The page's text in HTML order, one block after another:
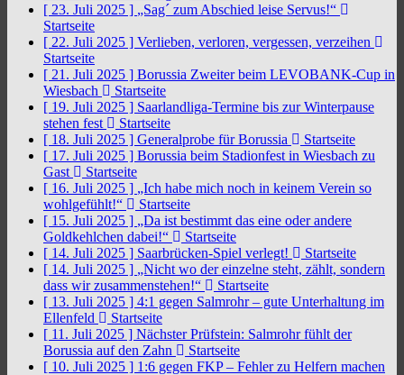
[ 23. Juli 2025 ] „Sag´ zum Abschied leise Servus!“
Startseite
[ 22. Juli 2025 ] Verlieben, verloren, vergessen, verzeihen
Startseite
[ 21. Juli 2025 ] Borussia Zweiter beim LEVOBANK-Cup in
Wiesbach
Startseite
[ 19. Juli 2025 ] Saarlandliga-Termine bis zur Winterpause
stehen fest
Startseite
[ 18. Juli 2025 ] Generalprobe für Borussia
Startseite
[ 17. Juli 2025 ] Borussia beim Stadionfest in Wiesbach zu
Gast
Startseite
[ 16. Juli 2025 ] „Ich habe mich noch in keinem Verein so
wohlgefühlt!“
Startseite
[ 15. Juli 2025 ] „Da ist bestimmt das eine oder andere
Goldkehlchen dabei!“
Startseite
[ 14. Juli 2025 ] Saarbrücken-Spiel verlegt!
Startseite
[ 14. Juli 2025 ] „Nicht wo der einzelne steht, zählt, sondern
dass wir zusammenstehen!“
Startseite
[ 13. Juli 2025 ] 4:1 gegen Salmrohr – gute Unterhaltung im
Ellenfeld
Startseite
[ 11. Juli 2025 ] Nächster Prüfstein: Salmrohr fühlt der
Borussia auf den Zahn
Startseite
[ 10. Juli 2025 ] 1:6 gegen FKP – Fehler zu Helfern machen